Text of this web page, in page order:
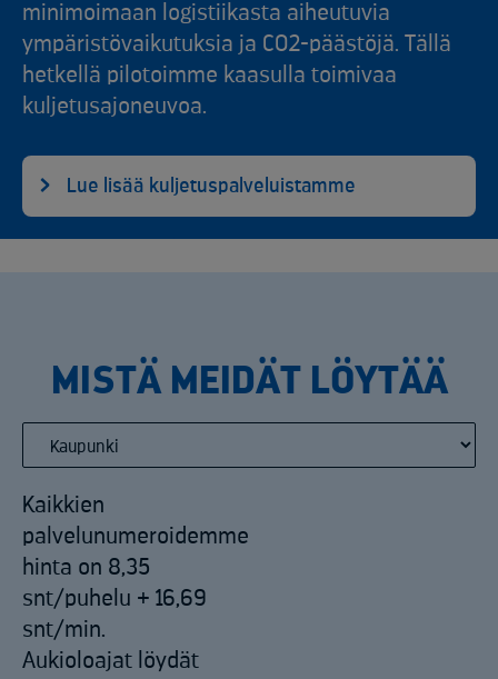
minimoimaan logistiikasta aiheutuvia
ympäristövaikutuksia ja CO2-päästöjä. Tällä
hetkellä pilotoimme kaasulla toimivaa
kuljetusajoneuvoa.
Lue lisää kuljetuspalveluistamme
MISTÄ MEIDÄT LÖYTÄÄ
Kaikkien
palvelunumeroidemme
hinta on 8,35
snt/puhelu + 16,69
snt/min.
Aukioloajat löydät